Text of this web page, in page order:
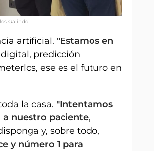
Galindo.
artificial. "Estamos en
predicción
ese es el futuro en
la casa. "Intentamos
a nuestro paciente,
y, sobre todo,
y número 1 para